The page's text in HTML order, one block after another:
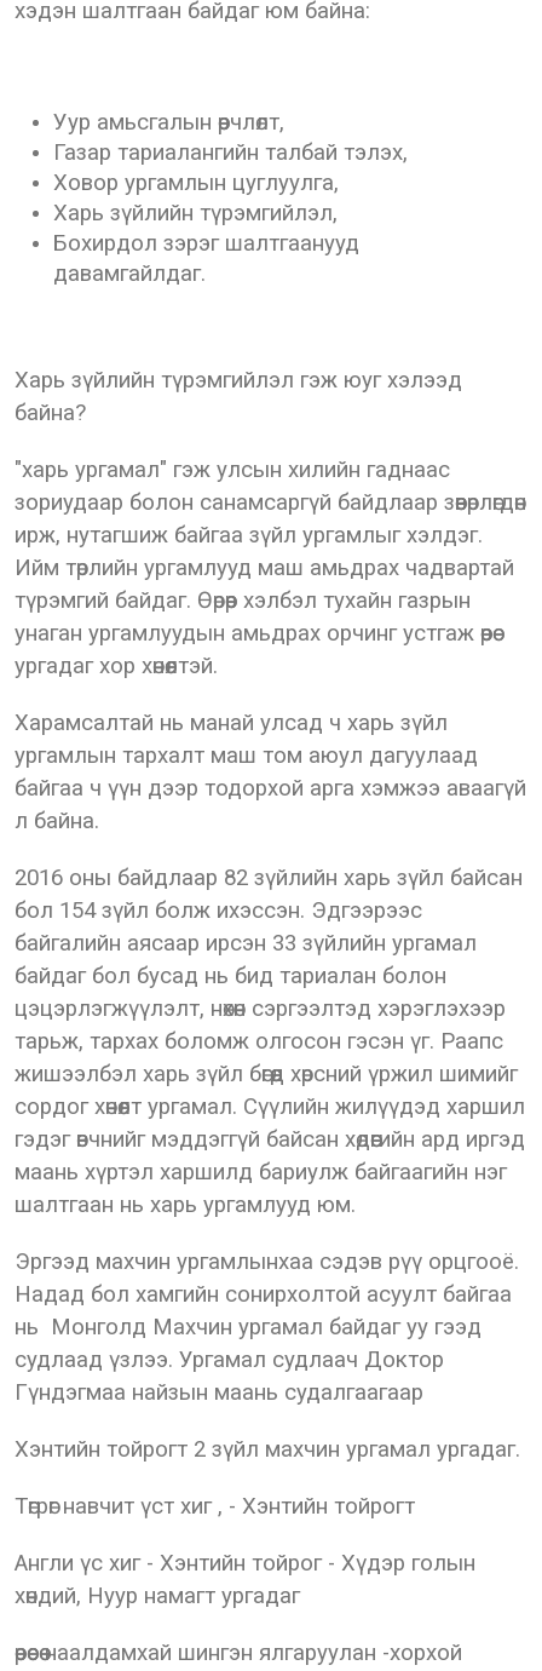
хэдэн шалтгаан байдаг юм байна:
Уур амьсгалын өөрчлөлт,
Газар тариалангийн талбай тэлэх,
Ховор ургамлын цуглуулга,
Харь зүйлийн түрэмгийлэл,
Бохирдол зэрэг шалтгаанууд
давамгайлдаг.
Харь зүйлийн түрэмгийлэл гэж юуг хэлээд
байна?
"харь ургамал" гэж улсын хилийн гаднаас
зориудаар болон санамсаргүй байдлаар зөөвөрлөгдөн
ирж, нутагшиж байгаа зүйл ургамлыг хэлдэг.
Ийм төрлийн ургамлууд маш амьдрах чадвартай
түрэмгий байдаг. Өөрөөр хэлбэл тухайн газрын
унаган ургамлуудын амьдрах орчинг устгаж өөрөө
ургадаг хор хөнөөлтэй.
Харамсалтай нь манай улсад ч харь зүйл
ургамлын тархалт маш том аюул дагуулаад
байгаа ч үүн дээр тодорхой арга хэмжээ аваагүй
л байна.
2016 оны байдлаар 82 зүйлийн харь зүйл байсан
бол 154 зүйл болж ихэссэн. Эдгээрээс
байгалийн аясаар ирсэн 33 зүйлийн ургамал
байдаг бол бусад нь бид тариалан болон
цэцэрлэгжүүлэлт, нөхөн сэргээлтэд хэрэглэхээр
тарьж, тархах боломж олгосон гэсэн үг. Раапс
жишээлбэл харь зүйл бөгөөд хөрсний үржил шимийг
сордог хөнөөлт ургамал. Сүүлийн жилүүдэд харшил
гэдэг өвчнийг мэддэггүй байсан хөдөөгийн ард иргэд
маань хүртэл харшилд бариулж байгаагийн нэг
шалтгаан нь харь ургамлууд юм.
Эргээд махчин ургамлынхаа сэдэв рүү орцгооё.
Надад бол хамгийн сонирхолтой асуулт байгаа
нь Монголд Махчин ургамал байдаг уу гээд
судлаад үзлээ. Ургамал судлаач Доктор
Гүндэгмаа найзын маань судалгаагаар
Хэнтийн тойрогт 2 зүйл махчин ургамал ургадаг.
Төгрөг навчит үст хиг , - Хэнтийн тойрогт
Англи үс хиг - Хэнтийн тойрог - Хүдэр голын
хөндий, Нуур намагт ургадаг
өөрөөсөө наалдамхай шингэн ялгаруулан -хорхой